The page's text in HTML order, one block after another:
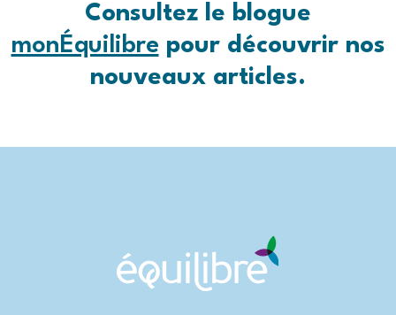
Consultez le blogue
monÉquilibre pour découvrir nos
nouveaux articles.